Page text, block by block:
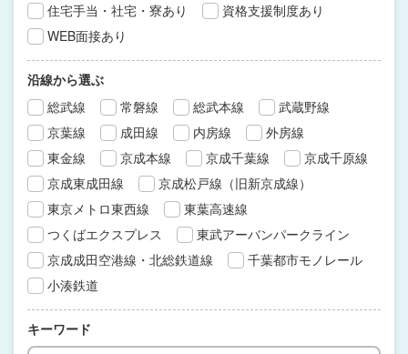
住宅手当・社宅・寮あり
資格支援制度あり
WEB面接あり
沿線から選ぶ
総武線
常磐線 総武本線
武蔵野線
京葉線
成田線 内房線
外房線
東金線
京成本線 京成千葉線
京成千原線
京成東成田線
京成松戸線（旧新京成線）
東京メトロ東西線
東葉高速線
つくばエクスプレス
東武アーバンパークライン
京成成田空港線・北総鉄道線
千葉都市モノレール
小湊鉄道
キーワード